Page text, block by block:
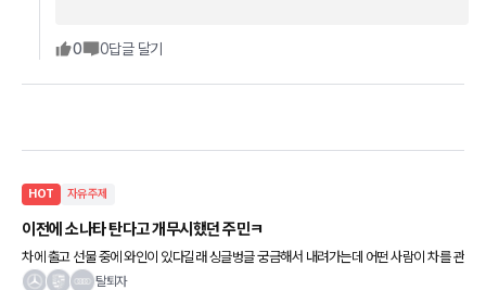
0 0답글 달기
HOT 자유주제
이전에 소나타 탄다고 개무시했던 주민ㅋ
차에 출고 선물 중에 와인이 있다길래 싱글벙글 궁금해서 내려가는데 어떤 사람이 차를 관
찰하고 안에도 들여다보고 있더라구요. 가까이 가서 양해를 구하고 차에 잠시 타겠다고 하
탈퇴자